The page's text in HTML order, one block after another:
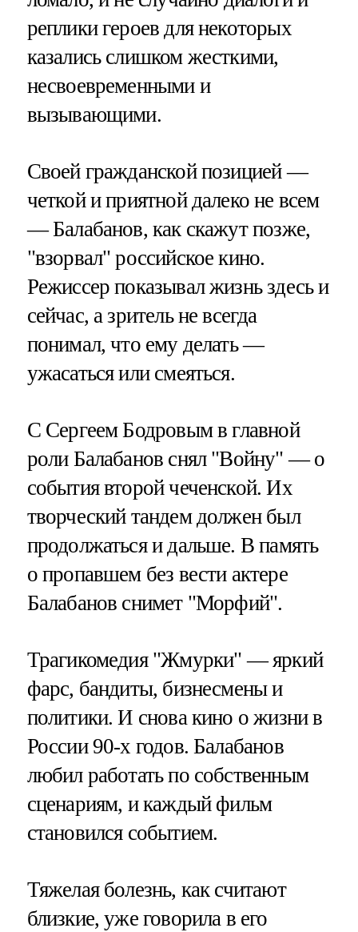
реплики героев для некоторых
казались слишком жесткими,
несвоевременными и
вызывающими.
Своей гражданской позицией —
четкой и приятной далеко не всем
— Балабанов, как скажут позже,
"взорвал" российское кино.
Режиссер показывал жизнь здесь и
сейчас, а зритель не всегда
понимал, что ему делать —
ужасаться или смеяться.
С Сергеем Бодровым в главной
роли Балабанов снял "Войну" — о
события второй чеченской. Их
творческий тандем должен был
продолжаться и дальше. В память
о пропавшем без вести актере
Балабанов снимет "Морфий".
Трагикомедия "Жмурки" — яркий
фарс, бандиты, бизнесмены и
политики. И снова кино о жизни в
России 90-х годов. Балабанов
любил работать по собственным
сценариям, и каждый фильм
становился событием.
Тяжелая болезнь, как считают
близкие, уже говорила в его